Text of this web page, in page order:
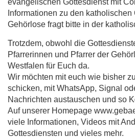
evangelischen Gottesdienst mit
Informationen zu den
Gehörlose fragt bitte in der
Trotzdem, obwohl die
Pfarrerinnen und Pfarrer der
Westfalen für Euch da.
Wir möchten mit euch wie bisher
schicken, mit WhatsApp, Signal
Nachrichten austauschen und so
Auf unserer Homepage
viele Informationen, Videos mit
Gottesdiensten und vieles mehr.